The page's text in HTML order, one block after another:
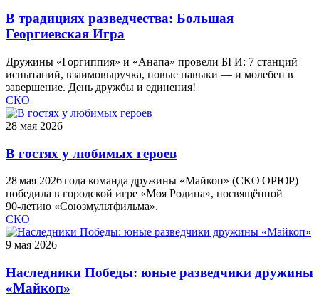
В традициях разведчества: Большая
Георгиевская Игра
Дружины «Горгиппия» и «Анапа» провели БГИ: 7 станций
испытаний, взаимовыручка, новые навыки — и молебен в
завершение. День дружбы и единения!
СКО
28 мая 2026
В гостях у любимых героев
28 мая 2026 года команда дружины «Майкоп» (СКО ОРЮР)
победила в городской игре «Моя Родина», посвящённой
90‑летию «Союзмультфильма».
СКО
9 мая 2026
Наследники Победы: юные разведчики дружины
«Майкоп»